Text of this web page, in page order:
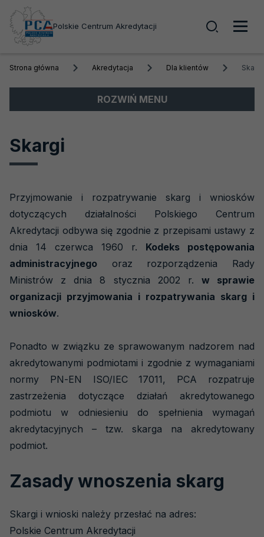
Polskie Centrum Akredytacji
Strona główna Akredytacja Dla klientów Skargi
ROZWIŃ MENU
Dla klientów
System akredytacji
Symbole akredytacji
Odwołania
Cennik
Dla przemysłu i biznesu
Dla konsumentów
Badania biegłości
Obszary akredytacji
Akredytacja krok po kroku
PCA
Skargi
Przyjmowanie i rozpatrywanie skarg i wniosków
dotyczących działalności Polskiego Centrum
Akredytacji odbywa się zgodnie z przepisami ustawy z
dnia 14 czerwca 1960 r. Kodeks postępowania
administracyjnego oraz rozporządzenia Rady
Ministrów z dnia 8 stycznia 2002 r. w sprawie
organizacji przyjmowania i rozpatrywania skarg i
wniosków.
Ponadto w związku ze sprawowanym nadzorem nad
akredytowanymi podmiotami i zgodnie z wymaganiami
normy PN-EN ISO/IEC 17011, PCA rozpatruje
zastrzeżenia dotyczące działań akredytowanego
podmiotu w odniesieniu do spełnienia wymagań
akredytacyjnych – tzw. skarga na akredytowany
podmiot.
Zasady wnoszenia skarg
Skargi i wnioski należy przesłać na adres:
Polskie Centrum Akredytacji